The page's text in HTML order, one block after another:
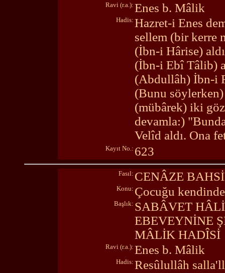
Ravi (r.a.): Enes b. Mâlik
Hadis: Hazret-i Enes
sellem (bir kerre
(İbn-i Hârise)
(İbn-i Ebî Tâlib)
(Abdullâh) İbn-i
(Bunu
(mübârek) iki
devamla:)
Velîd aldı. Ona
Kayıt No.: 623
Fasıl: CENÂZE BAHSİ
Konu: Çocuğu
Başlık: SABÂVET
EBEVEYNİNE
MÂLİK HADÎSİ
Ravi (r.a.): Enes b. Mâlik
Hadis: Resûlullâh